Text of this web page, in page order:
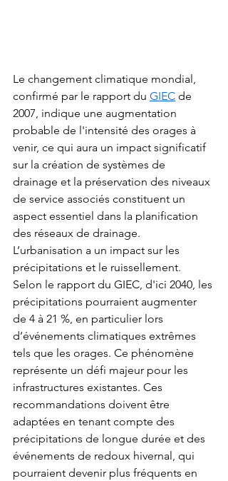
Le changement climatique mondial,
confirmé par le rapport du GIEC de
2007, indique une augmentation
probable de l'intensité des orages à
venir, ce qui aura un impact significatif
sur la création de systèmes de
drainage et la préservation des niveaux
de service associés constituent un
aspect essentiel dans la planification
des réseaux de drainage.
L’urbanisation a un impact sur les
précipitations et le ruissellement.
Selon le rapport du GIEC, d'ici 2040, les
précipitations pourraient augmenter
de 4 à 21 %, en particulier lors
d’événements climatiques extrêmes
tels que les orages. Ce phénomène
représente un défi majeur pour les
infrastructures existantes. Ces
recommandations doivent être
adaptées en tenant compte des
précipitations de longue durée et des
événements de redoux hivernal, qui
pourraient devenir plus fréquents en